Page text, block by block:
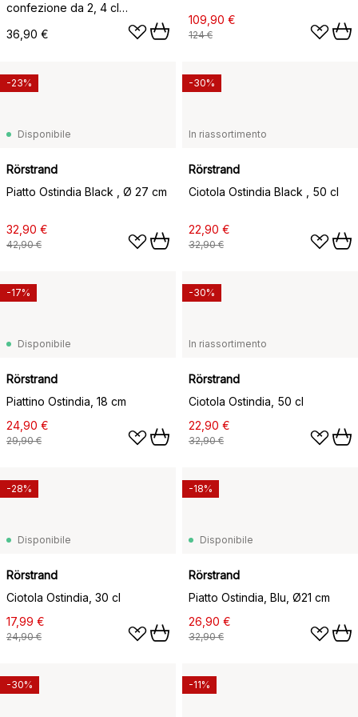
confezione da 2, 4 cl
36,90 €
109,90 €
124 €
Disponibile
Rörstrand
Piatto Ostindia Black , Ø 27 cm
32,90 €
42,90 €
-23%
In riassortimento
Rörstrand
Ciotola Ostindia Black , 50 cl
22,90 €
32,90 €
-30%
Disponibile
Rörstrand
Piattino Ostindia, 18 cm
24,90 €
29,90 €
-17%
In riassortimento
Rörstrand
Ciotola Ostindia, 50 cl
22,90 €
32,90 €
-30%
Disponibile
Rörstrand
Ciotola Ostindia, 30 cl
17,99 €
24,90 €
-28%
Disponibile
Rörstrand
Piatto Ostindia, Blu, Ø21 cm
26,90 €
32,90 €
-18%
-30% -11%